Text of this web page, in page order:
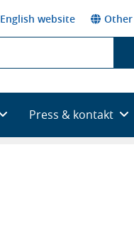
English website Other
Press & kontakt